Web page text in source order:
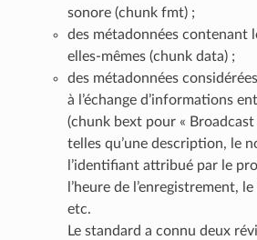
sonore (chunk fmt) ;
des métadonnées contenant
elles-mêmes (chunk data) ;
des métadonnées
à l’échange d’informations
(chunk bext pour « Broadcast
telles qu’une description, le
l’identifiant attribué par le
l’heure de l’enregistrement,
etc.
Le standard a connu deux